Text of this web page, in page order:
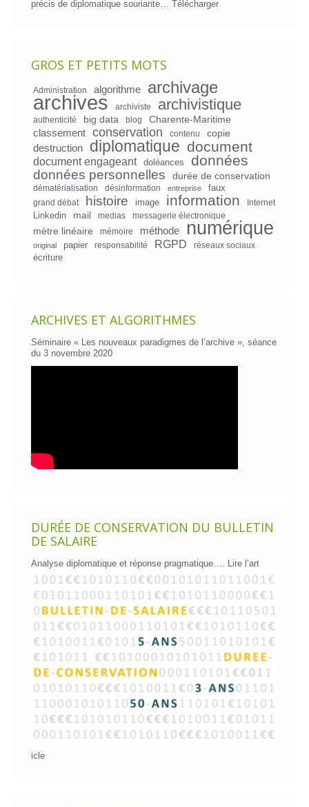
précis de diplomatique souriante… Télécharger
GROS ET PETITS MOTS
Administration algorithme archivage
archives archiviste archivistique
authenticité big data blog
Charente-Maritime
classement
conservation contenu
copie
destruction
diplomatique document
document engageant doléances données
données personnelles durée de conservation
dématérialisation désinformation entreprise faux
grand débat histoire image information Internet
Linkedin mail medias messagerie électronique
mètre linéaire mémoire méthode numérique
original papier responsabilité RGPD réseaux sociaux
écriture
ARCHIVES ET ALGORITHMES
Séminaire « Les nouveaux paradigmes de l’archive », séance
du 3 novembre 2020
DURÉE DE CONSERVATION DU BULLETIN
DE SALAIRE
Analyse diplomatique et réponse pragmatique…. Lire l’art
icle